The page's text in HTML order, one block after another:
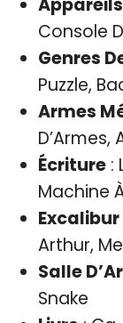
Console
Genres
Puzzle,
Armes
D’Armes,
Écriture:
Machine
Excalibur
Arthur,
Salle
Snake